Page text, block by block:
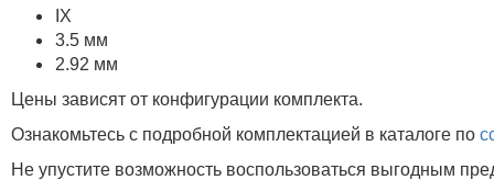
IX
3.5 мм
2.92 мм
Цены зависят от конфигурации комплекта.
Ознакомьтесь с подробной комплектацией в каталоге по
Не упустите возможность воспользоваться выгодным